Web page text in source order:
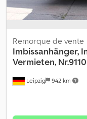
Leipzig 942 km
Remorque de vente
Imbissanhänger,
Vermieten, Nr.9110